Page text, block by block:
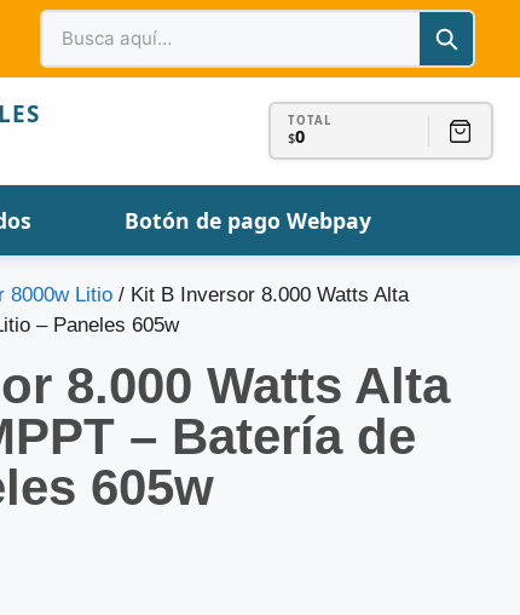
TOTAL
$0
Botón de pago Webpay
8000w Litio / Kit B Inversor 8.000 Watts Alta
– Paneles 605w
8.000 Watts Alta
– Batería de
605w